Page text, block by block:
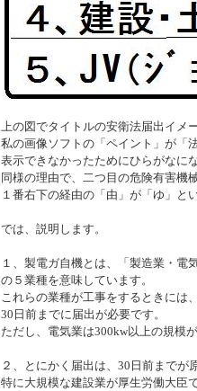
上の図でタイトルの安衛法届出イメ
私の画像ソフトの「ペイント」が「
表示できなかったためにひらがなに
同様の理由で、二つ目の危険有害機
１番右下の経由の「由」が「ゆ」と
では、説明します。
１、製電ガ自機とは、「製造業・電
の５業種を意味しています。
これらの業種が工事をするときには
30日前までに届出が必要です。
ただし、電気業は300kw以上の規模
２、とにかく届出は、30日前までが
特に大規模な建設業が厚生労働大臣